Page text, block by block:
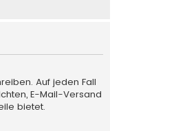
Auf jeden Fall
E-Mail-Versand
bietet.